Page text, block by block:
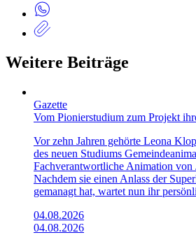
Weitere Beiträge
Gazette
Vom Pionierstudium zum Projekt
Vor zehn Jahren gehörte Leona
des neuen Studiums
Fachverantwortliche Animation
Nachdem sie einen Anlass der
gemanagt hat, wartet nun ihr
04.08.2026
04.08.2026